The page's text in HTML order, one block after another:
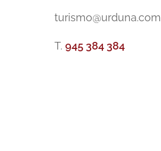
turismo@urduna.com
T. 945 384 384